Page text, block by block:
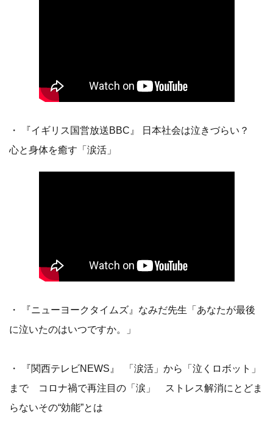
・ 『イギリス国営放送BBC』 日本社会は泣きづらい？
心と身体を癒す「涙活」
・ 『ニューヨークタイムズ』なみだ先生「あなたが最後
に泣いたのはいつですか。」
・ 『関西テレビNEWS』 「涙活」から「泣くロボット」
まで コロナ禍で再注目の「涙」 ストレス解消にとどま
らないその“効能”とは